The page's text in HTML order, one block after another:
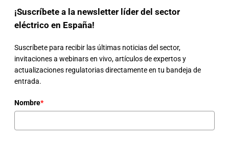
¡Suscríbete a la newsletter líder del sector
eléctrico en España!
Suscríbete para recibir las últimas noticias del sector,
invitaciones a webinars en vivo, artículos de expertos y
actualizaciones regulatorias directamente en tu bandeja de
entrada.
Nombre*